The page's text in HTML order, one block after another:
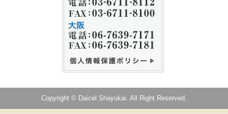
Copyright © Daicel Shayukai. All Right Reserved.